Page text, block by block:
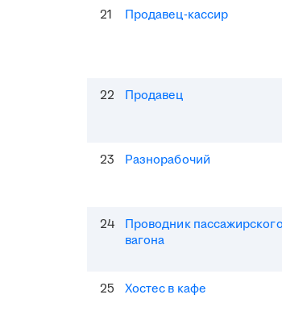
21 Продавец-кассир
22 Продавец
23 Разнорабочий
24
Проводник пассажирского
вагона
25 Хостес в кафе